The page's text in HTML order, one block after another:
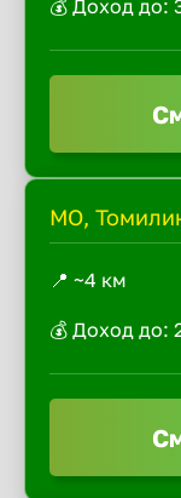
💰 Доход до:
МО,
📍 ~4 км
💰 Доход до: